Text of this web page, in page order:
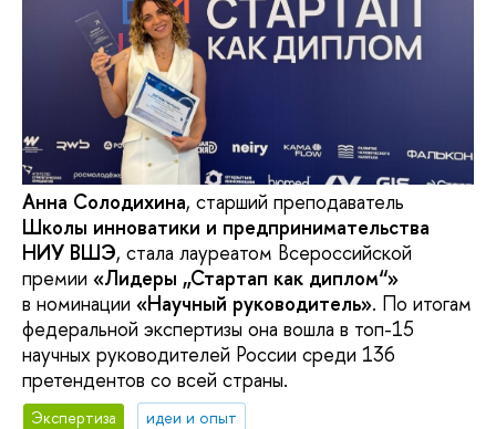
Анна Солодихина, старший преподаватель
Школы инноватики и предпринимательства
НИУ ВШЭ, стала лауреатом Всероссийской
премии «Лидеры „Стартап как диплом“»
в номинации «Научный руководитель». По итогам
федеральной экспертизы она вошла в топ-15
научных руководителей России среди 136
претендентов со всей страны.
Экспертиза
идеи и опыт